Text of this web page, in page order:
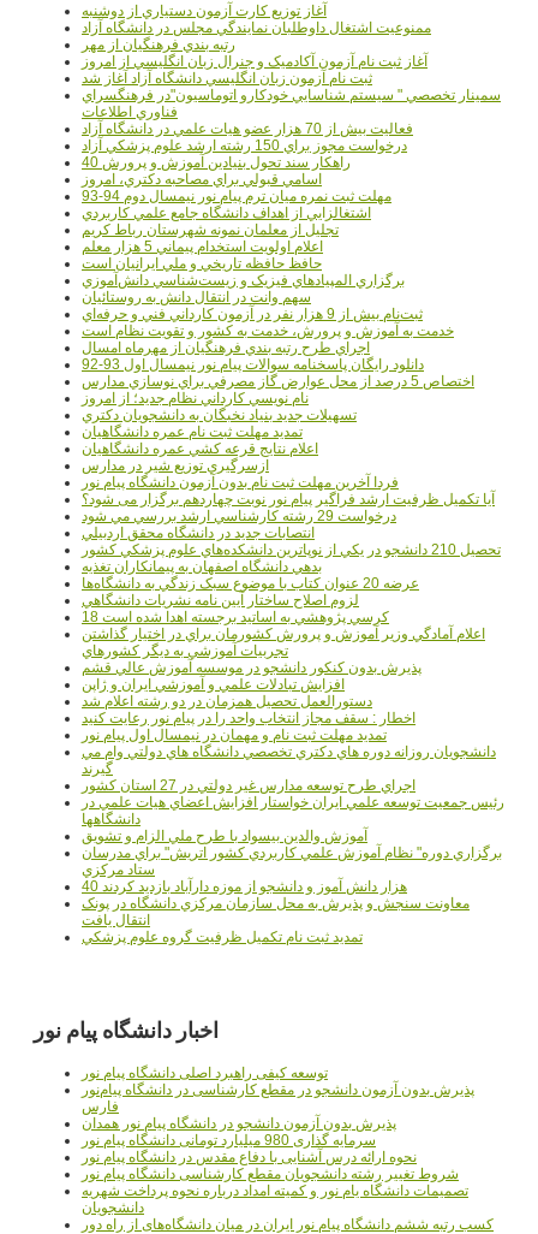
آغاز توزيع کارت آزمون دستياري از دوشنبه
ممنوعيت اشتغال داوطلبان نمايندگي مجلس در دانشگاه آزاد
رتبه بندي فرهنگيان از مهر
آغاز ثبت نام آزمون آکادميک و جنرال زبان انگليسي از امروز
ثبت نام آزمون زبان انگليسي دانشگاه آزاد آغاز شد
سمينار تخصصي " سيستم شناسايي خودکارو اتوماسيون"در فرهنگسراي
فناوري اطلاعات
فعاليت بيش از 70 هزار عضو هيات علمي در دانشگاه آزاد
درخواست مجوز براي 150 رشته ارشد علوم پزشکي آزاد
40 راهکار سند تحول بنيادين آموزش و پرورش
اسامي قبولي براي مصاحبه دکتري، امروز
مهلت ثبت نمره میان ترم پیام نور نیمسال دوم 94-93
اشتغالزايي از اهداف دانشگاه جامع علمي کاربردي
تجليل از معلمان نمونه شهرستان رباط کريم
اعلام اولويت استخدام پيماني 5 هزار معلم
حافظ حافظه تاريخي و ملي ايرانيان است
برگزاري المپيادهاي فيزيک و زيست‌شناسي دانش‌آموزي
سهم وانت در انتقال دانش به روستائيان
ثبت‌نام بيش از 9 هزار نفر در آزمون کارداني فني و حرفه‌اي
خدمت به آموزش و پرورش، خدمت به کشور و تقويت نظام است
اجراي طرح رتبه بندي فرهنگيان از مهرماه امسال
دانلود رایگان پاسخنامه سوالات پیام نور نیمسال اول 93-92
اختصاص 5 درصد از محل عوارض گاز مصرفي براي نوسازي مدارس
نام نويسي کارداني نظام جديد؛ از امروز
تسهيلات جديد بنياد نخبگان به دانشجويان دکتري
تمديد مهلت ثبت نام عمره دانشگاهيان
اعلام نتايج قرعه کشي عمره دانشگاهيان
ازسرگيري توزيع شير در مدارس
فردا آخرین مهلت ثبت نام بدون آزمون دانشگاه پیام نور
آیا تکمیل ظرفیت ارشد فراگیر پیام نور نوبت چهاردهم برگزار می شود؟
درخواست 29 رشته کارشناسي ارشد بررسي مي شود
انتصابات جديد در دانشگاه محقق اردبيلي
تحصيل 210 دانشجو در يکي از نوپاترين دانشکده‌هاي علوم پزشکي کشور
بدهي دانشگاه اصفهان به پيمانکاران تغذيه
عرضه 20 عنوان کتاب با موضوع سبک زندگي به دانشگاه‌ها
لزوم اصلاح ساختار آيين نامه نشريات دانشگاهي
18 کرسي پژوهشي به اساتيد برجسته اهدا شده است
اعلام آمادگي وزير آموزش و پرورش کشورمان براي در اختيار گذاشتن
تجربيات آموزشي به ديگر کشورهاي
پذيرش بدون کنکور دانشجو در موسسه آموزش عالي قشم
افزايش تبادلات علمي و آموزشي ايران و ژاپن
دستورالعمل تحصیل همزمان در دو رشته اعلام شد
اخطار : سقف مجاز انتخاب واحد را در پیام نور رعایت کنید
تمدید مهلت ثبت نام و مهمان در نیمسال اول پیام نور
دانشجويان روزانه دوره هاي دكتري تخصصي دانشگاه هاي دولتي وام مي
گيرند
اجراي طرح توسعه مدارس غير دولتي در 27 استان کشور
رئيس جمعيت توسعه علمي ايران خواستار افزايش اعضاي هيات علمي در
دانشگاهها
آموزش والدين بيسواد با طرح ملي الزام و تشويق
برگزاري دوره" نظام آموزش علمي كاربردي كشور اتريش" براي مدرسان
ستاد مرکزي
40 هزار دانش آموز و دانشجو از موزه دارآباد بازديد کردند
معاونت سنجش و پذيرش به محل سازمان مرکزي دانشگاه در پونک
انتقال يافت
تمديد ثبت نام تکميل ظرفيت گروه علوم پزشکي
اخبار دانشگاه پیام نور
توسعه کیفی راهبرد اصلی دانشگاه پیام نور
پذیرش بدون آزمون دانشجو در مقطع کارشناسی در دانشگاه پیام‌نور
فارس
پذیرش بدون آزمون دانشجو در دانشگاه پیام نور همدان
سرمایه گذاری 980 میلیارد تومانی دانشگاه پیام نور
نحوه ارائه درس آشنایی با دفاع مقدس در دانشگاه پیام نور
شروط تغییر رشته دانشجویان مقطع کارشناسی دانشگاه پیام نور
تصمیمات دانشگاه یام نور و کمیته امداد درباره نحوه پرداخت شهریه
دانشجویان
کسب رتبه ششم دانشگاه پیام نور ایران در میان دانشگاه‌های از راه دور